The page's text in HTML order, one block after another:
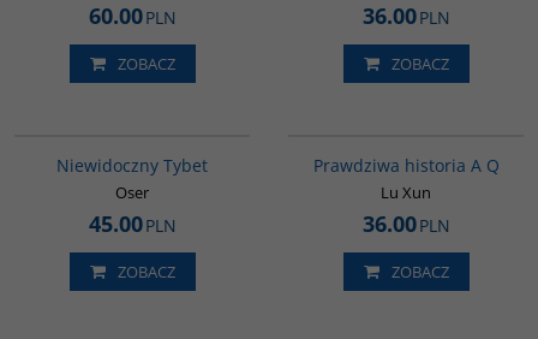
60.00PLN
ZOBACZ
36.00PLN
ZOBACZ
Niewidoczny Tybet
Oser
45.00PLN
ZOBACZ
Prawdziwa historia A Q
Lu Xun
36.00PLN
ZOBACZ